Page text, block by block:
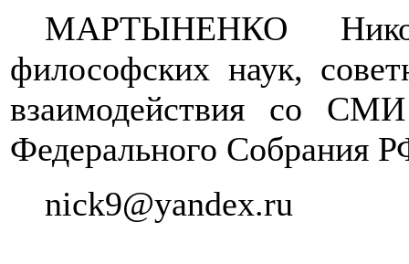
МАРТЫНЕНКО
философских наук,
взаимодействия со
Федерального Собрания
nick9@yandex.ru